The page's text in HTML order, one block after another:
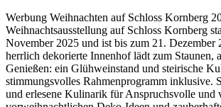
Werbung Weihnachten auf Schloss Kornberg
Weihnachtsausstellung auf Schloss Kornberg
November 2025 und ist bis zum 21. Dezember
herrlich dekorierte Innenhof lädt zum Staunen,
Genießen: ein Glühweinstand und steirische
stimmungsvolles Rahmenprogramm inklusive.
und erlesene Kulinarik für Anspruchsvolle und